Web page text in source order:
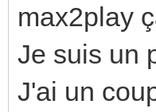
max2play
Je suis un
J'ai un